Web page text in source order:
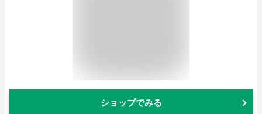
ショップでみる